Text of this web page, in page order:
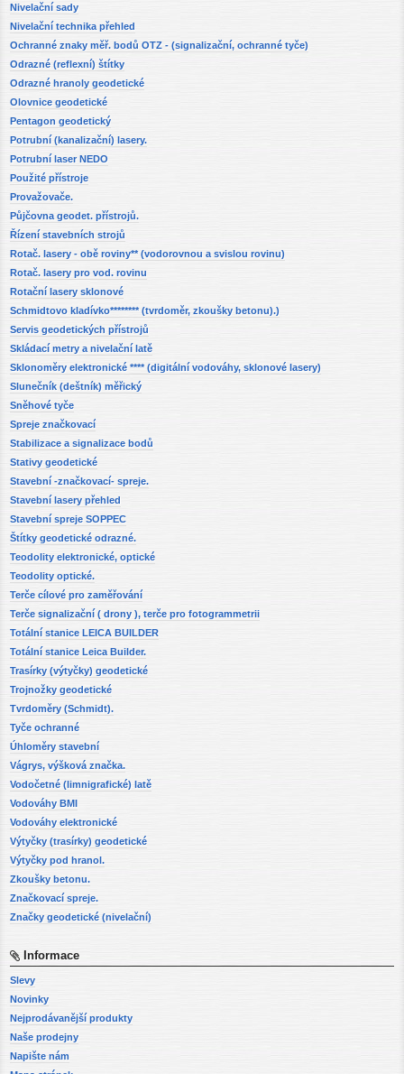
Nivelační sady
Nivelační technika přehled
Ochranné znaky měř. bodů OTZ - (signalizační, ochranné tyče)
Odrazné (reflexní) štítky
Odrazné hranoly geodetické
Olovnice geodetické
Pentagon geodetický
Potrubní (kanalizační) lasery.
Potrubní laser NEDO
Použité přístroje
Provažovače.
Půjčovna geodet. přístrojů.
Řízení stavebních strojů
Rotač. lasery - obě roviny** (vodorovnou a svislou rovinu)
Rotač. lasery pro vod. rovinu
Rotační lasery sklonové
Schmidtovo kladívko******** (tvrdoměr, zkoušky betonu).)
Servis geodetických přístrojů
Skládací metry a nivelační latě
Sklonoměry elektronické **** (digitální vodováhy, sklonové lasery)
Slunečník (deštník) měřický
Sněhové tyče
Spreje značkovací
Stabilizace a signalizace bodů
Stativy geodetické
Stavební -značkovací- spreje.
Stavební lasery přehled
Stavební spreje SOPPEC
Štítky geodetické odrazné.
Teodolity elektronické, optické
Teodolity optické.
Terče cílové pro zaměřování
Terče signalizační ( drony ), terče pro fotogrammetrii
Totální stanice LEICA BUILDER
Totální stanice Leica Builder.
Trasírky (výtyčky) geodetické
Trojnožky geodetické
Tvrdoměry (Schmidt).
Tyče ochranné
Úhloměry stavební
Vágrys, výšková značka.
Vodočetné (limnigrafické) latě
Vodováhy BMI
Vodováhy elektronické
Výtyčky (trasírky) geodetické
Výtyčky pod hranol.
Zkoušky betonu.
Značkovací spreje.
Značky geodetické (nivelační)
Informace
Slevy
Novinky
Nejprodávanější produkty
Naše prodejny
Napište nám